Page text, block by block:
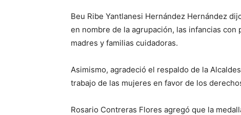
Beu Ribe Yantlanesi Hernández Hernández
en nombre de la agrupación, las infancias
madres y familias cuidadoras.
Asimismo, agradeció el respaldo de la
trabajo de las mujeres en favor de los
Rosario Contreras Flores agregó que la